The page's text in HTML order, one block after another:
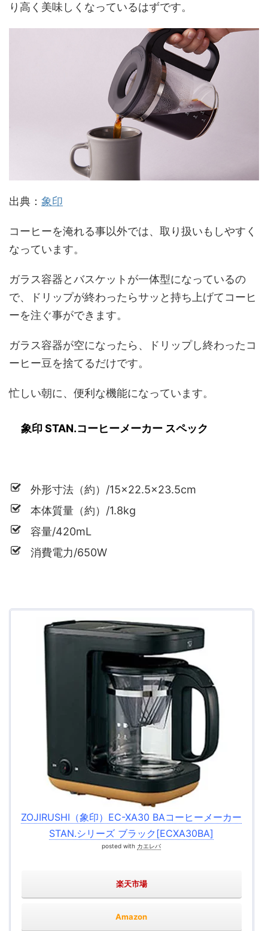
り高く美味しくなっているはずです。
出典： 象印
コーヒーを淹れる事以外では、取り扱いもしやすく
なっています。
ガラス容器とバスケットが一体型になっているの
で、ドリップが終わったらサッと持ち上げてコーヒ
ーを注ぐ事ができます。
ガラス容器が空になったら、ドリップし終わったコ
ーヒー豆を捨てるだけです。
忙しい朝に、便利な機能になっています。
象印 STAN.コーヒーメーカー スペック
外形寸法（約）/15×22.5×23.5cm
本体質量（約）/1.8kg
容量/420mL
消費電力/650W
ZOJIRUSHI（象印）EC-XA30 BAコーヒーメーカー
STAN.シリーズ ブラック[ECXA30BA]
posted with カエレバ
楽天市場
Amazon